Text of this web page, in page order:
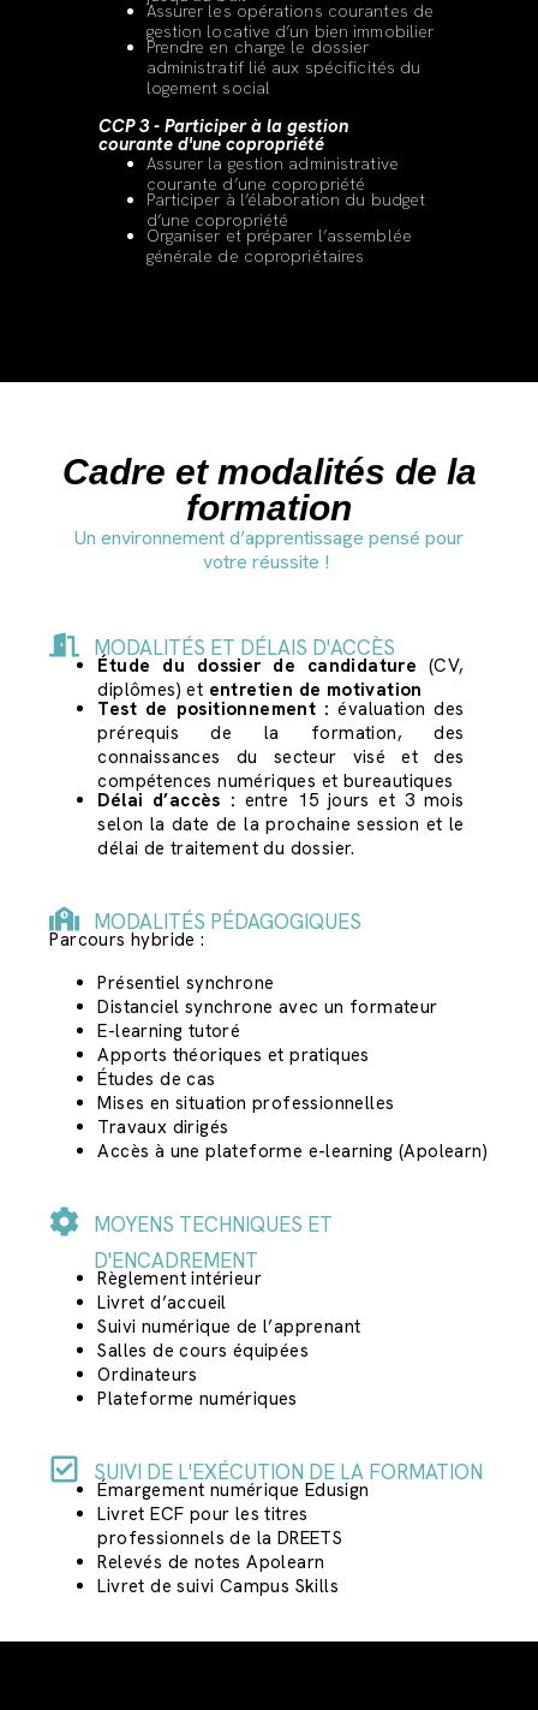
Assurer les opérations courantes de
gestion locative d’un bien immobilier
Prendre en charge le dossier
administratif lié aux spécificités du
logement social
CCP 3 - Participer à la gestion
courante d'une copropriété
Assurer la gestion administrative
courante d’une copropriété
Participer à l’élaboration du budget
d’une copropriété
Organiser et préparer l’assemblée
générale de copropriétaires
Cadre et modalités de la
formation
Un environnement d’apprentissage pensé pour
votre réussite !
MODALITÉS ET DÉLAIS D'ACCÈS
Étude du dossier de candidature (CV,
diplômes) et entretien de motivation
Test de positionnement : évaluation des
prérequis de la formation, des
connaissances du secteur visé et des
compétences numériques et bureautiques
Délai d’accès : entre 15 jours et 3 mois
selon la date de la prochaine session et le
délai de traitement du dossier.
MODALITÉS PÉDAGOGIQUES
Parcours hybride :
Présentiel synchrone
Distanciel synchrone avec un formateur
E-learning tutoré
Apports théoriques et pratiques
Études de cas
Mises en situation professionnelles
Travaux dirigés
Accès à une plateforme e-learning (Apolearn)
MOYENS TECHNIQUES ET
D'ENCADREMENT
Règlement intérieur
Livret d’accueil
Suivi numérique de l’apprenant
Salles de cours équipées
Ordinateurs
Plateforme numériques
SUIVI DE L'EXÉCUTION DE LA FORMATION
Émargement numérique Edusign
Livret ECF pour les titres
professionnels de la DREETS
Relevés de notes Apolearn
Livret de suivi Campus Skills